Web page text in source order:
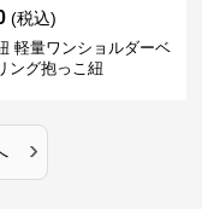
(税込)
軽量ワンショルダーベ
ング抱っこ紐
›